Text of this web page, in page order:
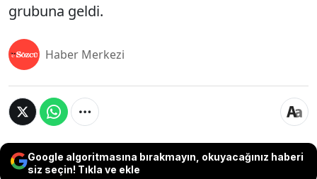
grubuna geldi.
Haber Merkezi
Google algoritmasına bırakmayın, okuyacağınız haberi
siz seçin! Tıkla ve ekle